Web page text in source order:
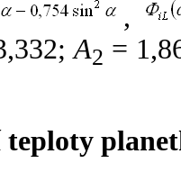
,
A2 =
teploty